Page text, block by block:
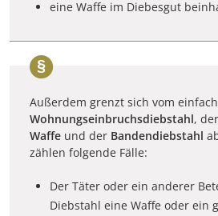
eine Waffe im Diebesgut
Außerdem grenzt sich vom
Wohnungseinbruchsdiebstahl, der
Waffe und der Bandendiebstahl
zählen folgende Fälle:
Der Täter oder ein anderer
Diebstahl eine Waffe oder ein